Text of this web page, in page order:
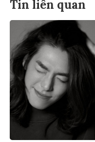
Tin liên quan